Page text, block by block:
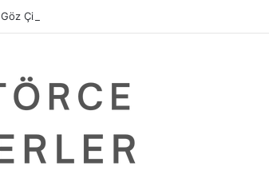
Göz Çizdirme Eskide Kaldı: Görme Kusurlarının